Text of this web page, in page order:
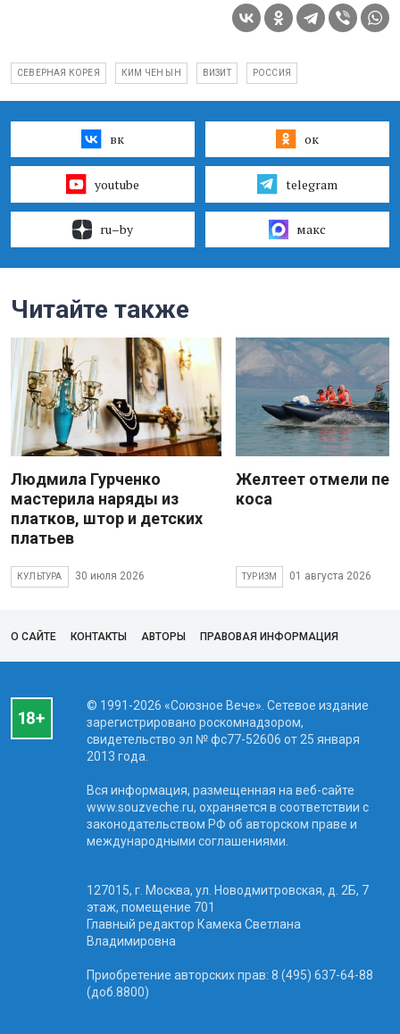
СЕВЕРНАЯ КОРЕЯ КИМ ЧЕН ЫН ВИЗИТ РОССИЯ
вк ок
youtube telegram
ru–by макс
Читайте также
Людмила Гурченко
мастерила наряды из
платков, штор и детских
платьев
КУЛЬТУРА 30 июля 2026
Желтеет отмели
коса
ТУРИЗМ 01 августа 2026
О САЙТЕ КОНТАКТЫ АВТОРЫ ПРАВОВАЯ ИНФОРМАЦИЯ
© 1991-2026 «Союзное Вече». Сетевое издание
зарегистрировано роскомнадзором,
свидетельство эл № фc77-52606 от 25 января
2013 года.
Вся информация, размещенная на веб-сайте
www.souzveche.ru, охраняется в соответствии с
законодательством РФ об авторском праве и
международными соглашениями.
127015, г. Москва, ул. Новодмитровская, д. 2Б, 7
этаж, помещение 701
Главный редактор Камека Светлана
Владимировна
Приобретение авторских прав: 8 (495) 637-64-88
(доб.8800)